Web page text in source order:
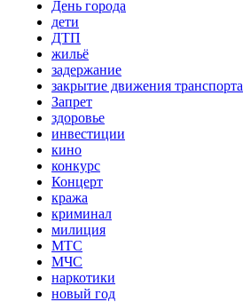
День города
дети
ДТП
жильё
задержание
закрытие движения транспорта
Запрет
здоровье
инвестиции
кино
конкурс
Концерт
кража
криминал
милиция
МТС
МЧС
наркотики
новый год